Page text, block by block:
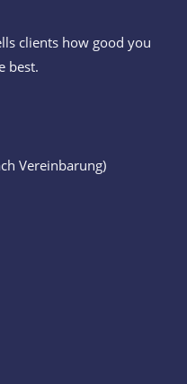
clients how good you
best.
Vereinbarung)